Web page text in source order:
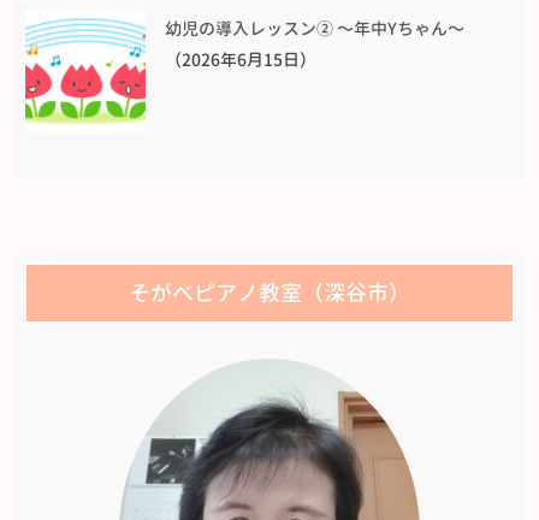
幼児の導入レッスン② 〜年中Yちゃん〜
（2026年6月15日）
そがべピアノ教室（深谷市）